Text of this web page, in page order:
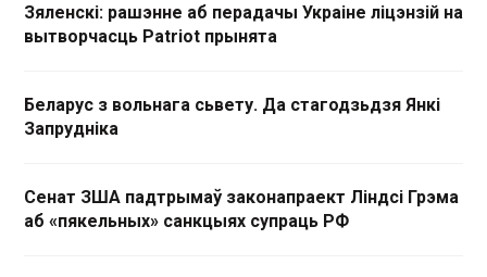
Зяленскі: рашэнне аб перадачы Украіне ліцэнзій на
вытворчасць Patriot прынята
Беларус з вольнага сьвету. Да стагодзьдзя Янкі
Запрудніка
Сенат ЗША падтрымаў законапраект Ліндсі Грэма
аб «пякельных» санкцыях супраць РФ